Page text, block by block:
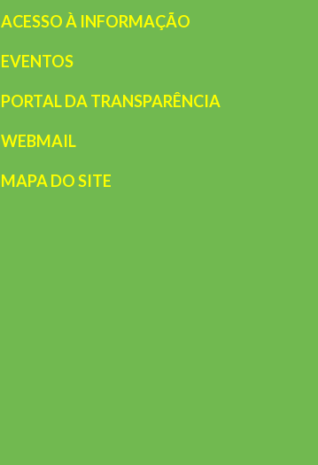
ACESSO À INFORMAÇÃO
EVENTOS
PORTAL DA TRANSPARÊNCIA
WEBMAIL
MAPA DO SITE